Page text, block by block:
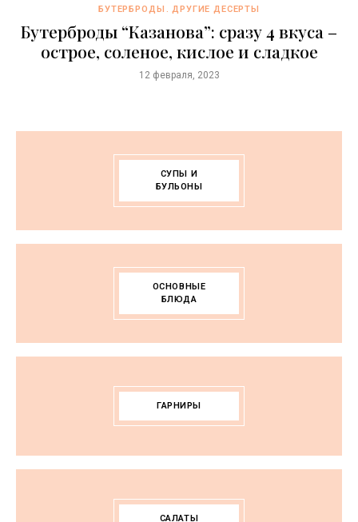
БУТЕРБРОДЫ ДРУГИЕ ДЕСЕРТЫ
Бутерброды “Казaнова”: сразу 4 вкуса –
острое, соленое, кислое и сладкое
12 февраля, 2023
СУПЫ И
БУЛЬОНЫ
ОСНОВНЫЕ
БЛЮДА
ГАРНИРЫ
САЛАТЫ